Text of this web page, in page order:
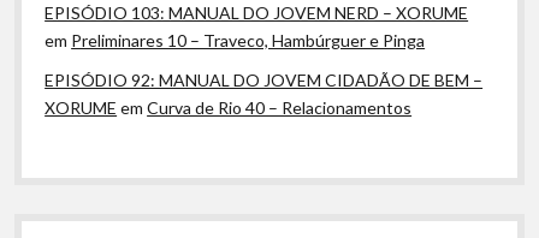
EPISÓDIO 103: MANUAL DO JOVEM NERD – XORUME
em Preliminares 10 – Traveco, Hambúrguer e Pinga
EPISÓDIO 92: MANUAL DO JOVEM CIDADÃO DE BEM –
XORUME emCurva de Rio 40 – Relacionamentos